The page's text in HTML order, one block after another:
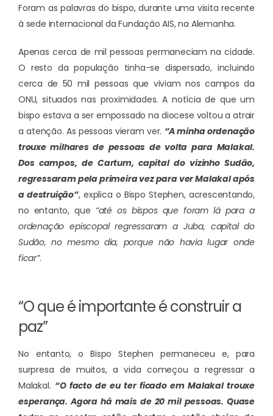
Foram as palavras do bispo, durante uma visita recente
à sede internacional da Fundação AIS, na Alemanha.
Apenas cerca de mil pessoas permaneciam na cidade.
O resto da população tinha-se dispersado, incluindo
cerca de 50 mil pessoas que viviam nos campos da
ONU, situados nas proximidades. A notícia de que um
bispo estava a ser empossado na diocese voltou a atrair
a atenção. As pessoas vieram ver. “A minha ordenação
trouxe milhares de pessoas de volta para Malakal.
Dos campos, de Cartum, capital do vizinho Sudão,
regressaram pela primeira vez para ver Malakal após
a destruição”, explica o Bispo Stephen, acrescentando,
no entanto, que “até os bispos que foram lá para a
ordenação episcopal regressaram a Juba, capital do
Sudão, no mesmo dia, porque não havia lugar onde
ficar”.
“O que é importante é construir a
paz”
No entanto, o Bispo Stephen permaneceu e, para
surpresa de muitos, a vida começou a regressar a
Malakal. “O facto de eu ter ficado em Malakal trouxe
esperança. Agora há mais de 20 mil pessoas. Quase